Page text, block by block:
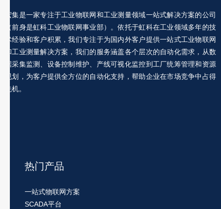
宏集是一家专注于工业物联网和工业测量领域一站式解决方案的公司
（前身是虹科工业物联网事业部）。依托于虹科在工业领域多年的技
术经验和客户积累，我们专注于为国内外客户提供一站式工业物联网
和工业测量解决方案，我们的服务涵盖各个层次的自动化需求，从数
据采集监测、设备控制维护、产线可视化监控到工厂统筹管理和资源
规划，为客户提供全方位的自动化支持，帮助企业在市场竞争中占得
先机。
热门产品
一站式物联网方案
SCADA平台